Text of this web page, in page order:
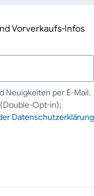
Vorverkaufs-Infos
Neuigkeiten per E-Mail.
Opt-in);
Datenschutzerklärung